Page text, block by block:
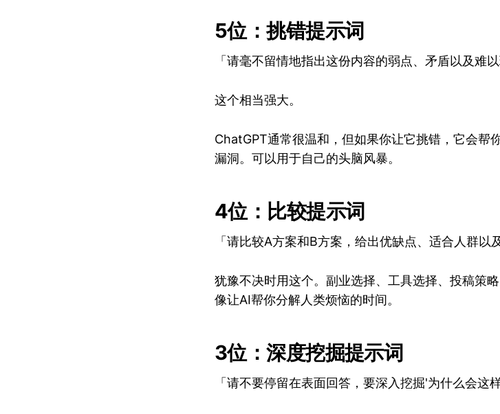
5位：挑错提示词
「请毫不留情地指出这份内容的弱点、矛盾以及难以
这个相当强大。
ChatGPT通常很温和，但如果你让它挑错，它会帮
漏洞。可以用于自己的头脑风暴。
4位：比较提示词
「请比较A方案和B方案，给出优缺点、适合人群以
犹豫不决时用这个。副业选择、工具选择、投稿策
像让AI帮你分解人类烦恼的时间。
3位：深度挖掘提示词
「请不要停留在表面回答，要深入挖掘'为什么会这